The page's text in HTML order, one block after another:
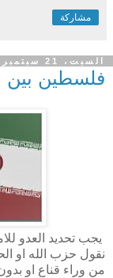
مشاركة
السبت، 21 سبتمبر 2024
فلسطين بين
يجب تحديد العدو
نقول حزب الله او
من وراء قناع او